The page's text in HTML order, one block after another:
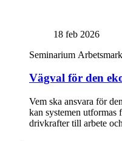
18 feb 2026
Seminarium
Vägval för den
Vem ska ansvara för
kan systemen utformas
drivkrafter till arbete